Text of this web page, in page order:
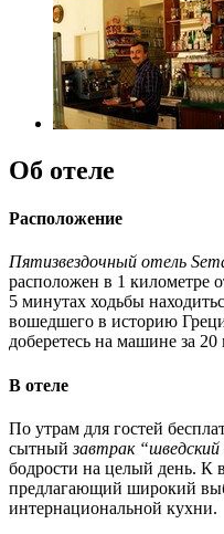
Об отеле
Расположение
Пятизвездочный отель
расположен в 1 километре
5 минутах ходьбы
вошедшего в историю
доберетесь на машине за 20
В отеле
По утрам для гостей
сытныйзавтрак
бодрости на целый день. К
предлагающий широкий
интернациональной кухни.